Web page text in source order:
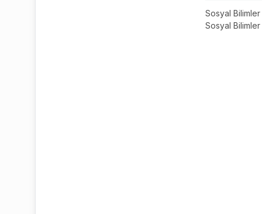
Sosyal Bilimler
Sosyal Bilimler